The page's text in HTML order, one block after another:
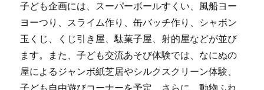
子ども企画には、スーパーボールすくい、風船ヨー
ヨーつり、スライム作り、缶バッチ作り、シャボン
玉くじ、くじ引き屋、駄菓子屋、射的屋などが並び
ます。また、子ども交流あそび体験では、なにぬの
屋によるジャンボ紙芝居やシルクスクリーン体験、